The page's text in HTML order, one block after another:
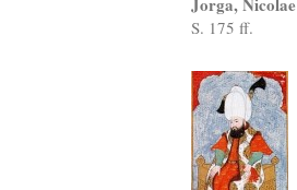
S. 175 ff.